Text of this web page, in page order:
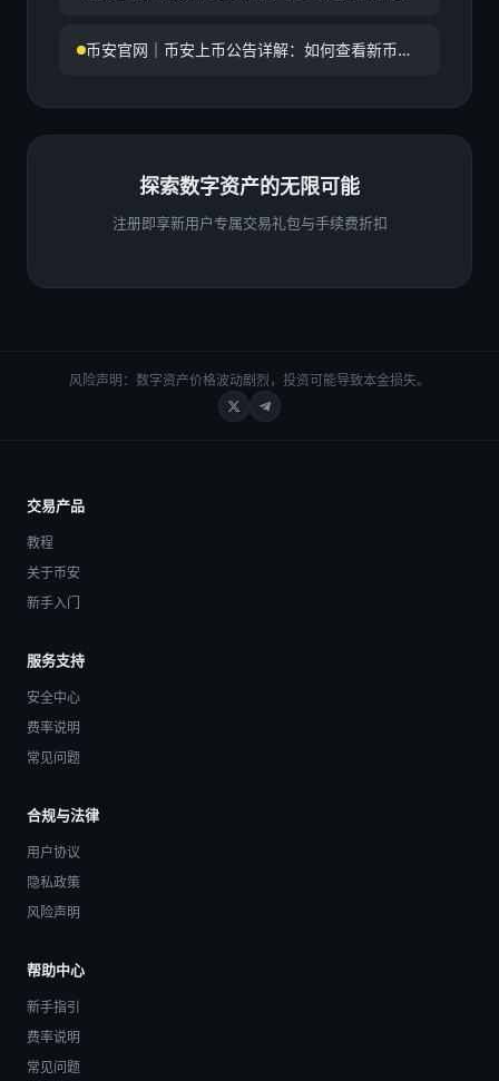
币安官网｜币安上币公告详解：如何查看新币上
探索数字资产的无限可能
注册即享新用户专属交易礼包与手续费折扣
风险声明：数字资产价格波动剧烈，投资可能导致本金损失。
交易产品
教程
关于币安
新手入门
服务支持
安全中心
费率说明
常见问题
合规与法律
用户协议
隐私政策
风险声明
帮助中心
新手指引
费率说明
常见问题